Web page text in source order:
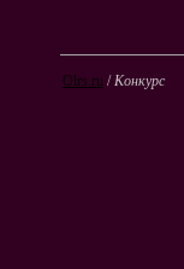
Olrs.ru /Конкурс